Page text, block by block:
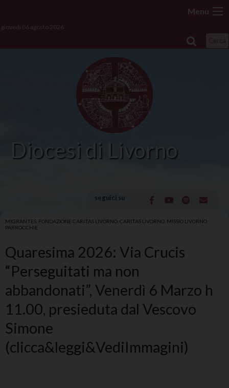
content
Menu
giovedì 06 agosto 2026
Diocesi di Livorno
seguici su
MIGRANTES FONDAZIONE CARITAS LIVORNO CARITAS LIVORNO MISSIO LIVORNO
PARROCCHIE
Quaresima 2026: Via Crucis
“Perseguitati ma non
abbandonati”, Venerdì 6 Marzo h
11.00, presieduta dal Vescovo
Simone
(clicca&leggi&VediImmagini)